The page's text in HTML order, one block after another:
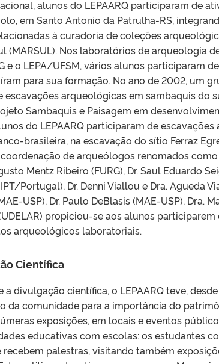
alunos do LEPAARQ participaram de
em Santo Antonio da Patrulha-RS,
à curadoria de coleções
(MARSUL). Nos laboratórios de arqueologia
e o LEPA/UFSM, vários alunos participaram
para sua formação. No ano de 2002, um
escavações arqueológicas em sambaquis do
Sambaquis e Paisagem em
do LEPAARQ participaram de
brasileira, na escavação do sítio Ferraz
de arqueólogos renomados como
Mentz Ribeiro (FURG), Dr. Saul Eduardo
Portugal), Dr. Denni Viallou e Dra. Agueda
USP), Dr. Paulo DeBlasis (MAE-USP), Dra.
propiciou-se aos alunos
arqueológicos laboratoriais.
Científica
a divulgação científica, o LEPAARQ teve,
da comunidade para a importância do
exposições, em locais e eventos
educativas com escolas: os estudantes
palestras, visitando também